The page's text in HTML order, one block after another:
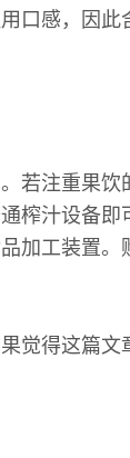
口感，因
若注重果
榨汁设备
加工装置
觉得这篇